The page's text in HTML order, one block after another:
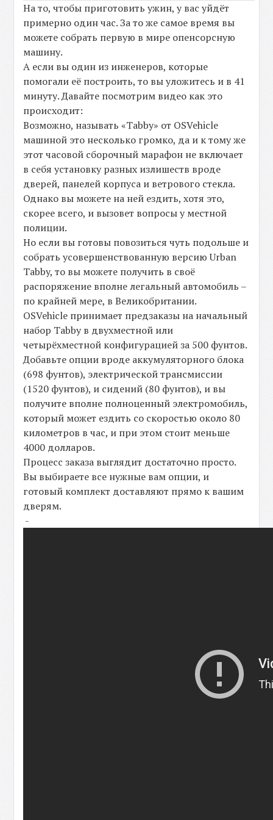
На то, чтобы приготовить ужин, у вас уйдёт
примерно один час. За то же самое время вы
можете собрать первую в мире опенсорсную
машину.
А если вы один из инженеров, которые
помогали её построить, то вы уложитесь и в 41
минуту. Давайте посмотрим видео как это
происходит:
Возможно, называть «Tabby» от OSVehicle
машиной это несколько громко, да и к тому же
этот часовой сборочный марафон не включает
в себя установку разных излишеств вроде
дверей, панелей корпуса и ветрового стекла.
Однако вы можете на ней ездить, хотя это,
скорее всего, и вызовет вопросы у местной
полиции.
Но если вы готовы повозиться чуть подольше и
собрать усовершенствованную версию Urban
Tabby, то вы можете получить в своё
распоряжение вполне легальный автомобиль –
по крайней мере, в Великобритании.
OSVehicle принимает предзаказы на начальный
набор Tabby в двухместной или
четырёхместной конфигурацией за 500 фунтов.
Добавьте опции вроде аккумуляторного блока
(698 фунтов), электрической трансмиссии
(1520 фунтов), и сидений (80 фунтов), и вы
получите вполне полноценный электромобиль,
который может ездить со скоростью около 80
километров в час, и при этом стоит меньше
4000 долларов.
Процесс заказа выглядит достаточно просто.
Вы выбираете все нужные вам опции, и
готовый комплект доставляют прямо к вашим
дверям.
-